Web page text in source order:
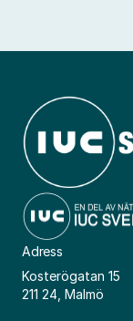
Adress
Kosterögatan 15
211 24, Malmö